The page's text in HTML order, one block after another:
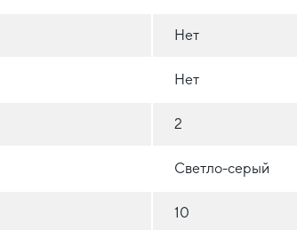
Нет
Нет
2
Светло-серый
10